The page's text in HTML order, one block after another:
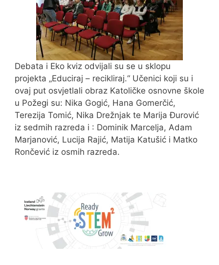
Debata i Eko kviz odvijali su se u sklopu
projekta „Educiraj – recikliraj.“ Učenici koji su i
ovaj put osvjetlali obraz Katoličke osnovne škole
u Požegi su: Nika Gogić, Hana Gomerčić,
Terezija Tomić, Nika Drežnjak te Marija Đurović
iz sedmih razreda i : Dominik Marcelja, Adam
Marjanović, Lucija Rajić, Matija Katušić i Matko
Rončević iz osmih razreda.